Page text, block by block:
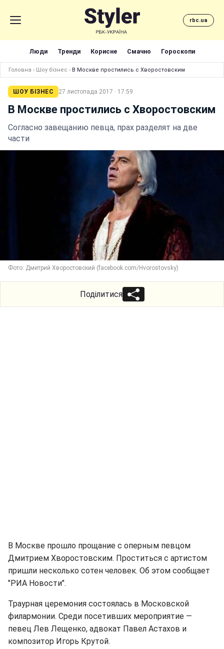
rbc.ua
Люди Тренди Корисне Смачно Гороскопи
Головна › Шоу бізнес › В Москве простились с Хворостовским
ШОУ БІЗНЕС 27 листопада 2017 · 17:59
В Москве простились с Хворостовским
Согласно завещанию певца, прах разделят на две
части
Фото: Дмитрий Хворостовский (facebook.com/Hvorostovsky)
Поділитися
В Москве прошло прощание с оперным певцом
Дмитрием Хворостовским. Проститься с артистом
пришли несколько сотен человек. Об этом сообщает
"РИА Новости".
Траурная церемония состоялась в Московской
филармонии. Среди посетивших мероприятие —
певец Лев Лещенко, адвокат Павел Астахов и
композитор Игорь Крутой.